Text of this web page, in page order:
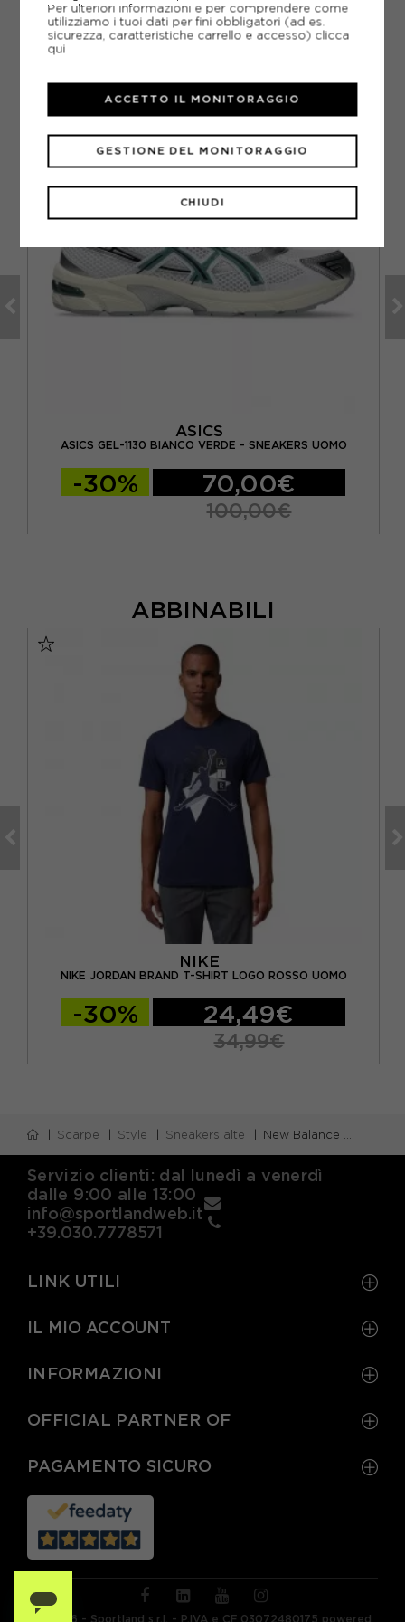
CONSIGLIATI DA NOI
ASICS
ASICS GEL-1130 BIANCO VERDE - SNEAKERS UOMO
-30% 70,00€
100,00€
ABBINABILI
NIKE
NIKE JORDAN BRAND T-SHIRT LOGO ROSSO UOMO
-30% 24,49€
34,99€
Scarpe Style Sneakers alte New Balance 530 Mesh Bianco Rosso - Sneakers Unisex
Servizio clienti: dal lunedì a venerdì
dalle 9:00 alle 13:00
info@sportlandweb.it
+39.030.7778571
LINK UTILI
IL MIO ACCOUNT
INFORMAZIONI
OFFICIAL PARTNER OF
PAGAMENTO SICURO
© 2026 - Sportland s.r.l. - P.IVA e CF 03072480175 powered
Per ulteriori informazioni e per comprendere come
utilizziamo i tuoi dati per fini obbligatori (ad es.
sicurezza, caratteristiche carrello e accesso) clicca
qui
CHIUDI
GESTIONE DEL MONITORAGGIO
ACCETTO IL MONITORAGGIO